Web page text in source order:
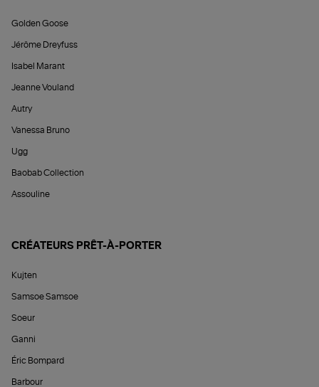
Golden Goose
Jérôme Dreyfuss
Isabel Marant
Jeanne Vouland
Autry
Vanessa Bruno
Ugg
Baobab Collection
Assouline
CRÉATEURS PRÊT-À-PORTER
Kujten
Samsoe Samsoe
Soeur
Ganni
Éric Bompard
Barbour